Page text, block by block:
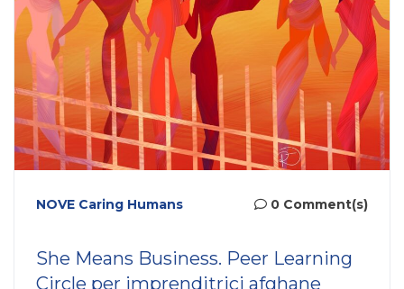
NOVE Caring Humans 0 Comment(s)
She Means Business. Peer Learning
Circle per imprenditrici afghane